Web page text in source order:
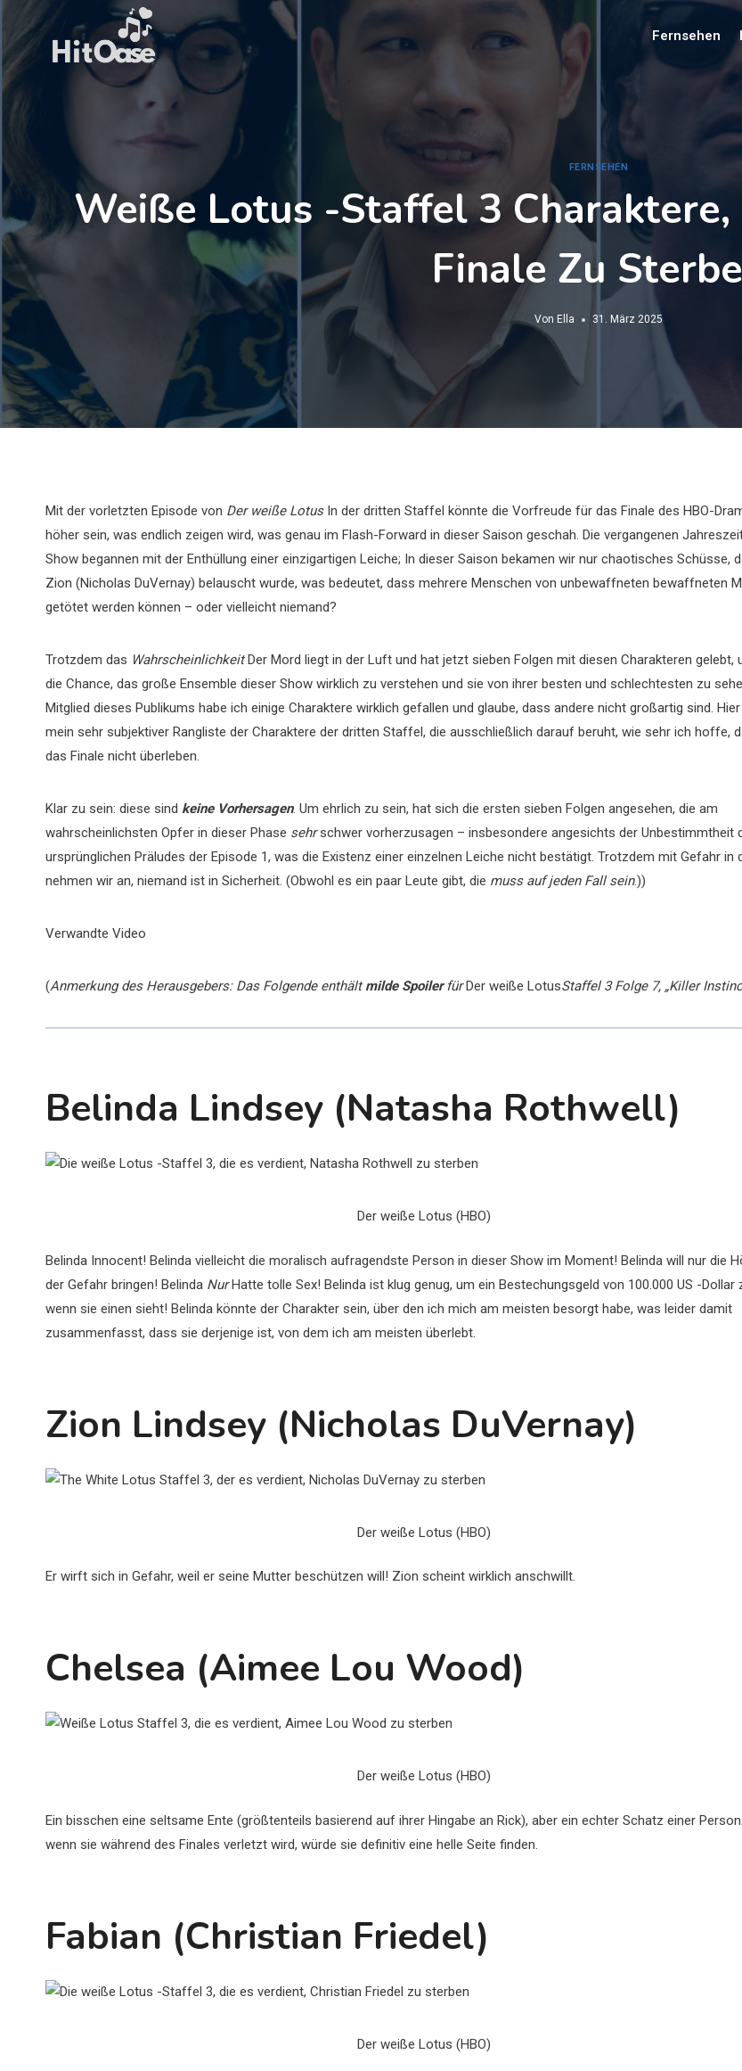
Inhalt
springen
Fernsehen
FERNSEHEN
Weiße Lotus -Staffel 3 Charaktere,
Finale Zu
Von Ella 31. März 2025
Mit der vorletzten Episode von Der weiße LotusIn der dritten Staffel könnte die Vorfreude für das Finale des HBO-
höher sein, was endlich zeigen wird, was genau im Flash-Forward in dieser Saison geschah. Die vergangenen
Show begannen mit der Enthüllung einer einzigartigen Leiche; In dieser Saison bekamen wir nur chaotisches Schüsse,
Zion (Nicholas DuVernay) belauscht wurde, was bedeutet, dass mehrere Menschen von unbewaffneten bewaffneten
getötet werden können – oder vielleicht niemand?
Trotzdem das WahrscheinlichkeitDer Mord liegt in der Luft und hat jetzt sieben Folgen mit diesen Charakteren gelebt,
die Chance, das große Ensemble dieser Show wirklich zu verstehen und sie von ihrer besten und schlechtesten zu
Mitglied dieses Publikums habe ich einige Charaktere wirklich gefallen und glaube, dass andere nicht großartig sind.
mein sehr subjektiver Rangliste der Charaktere der dritten Staffel, die ausschließlich darauf beruht, wie sehr ich hoffe,
das Finale nicht überleben.
Klar zu sein: diese sind keine Vorhersagen. Um ehrlich zu sein, hat sich die ersten sieben Folgen angesehen, die am
wahrscheinlichsten Opfer in dieser Phase sehrschwer vorherzusagen – insbesondere angesichts der Unbestimmtheit
ursprünglichen Präludes der Episode 1, was die Existenz einer einzelnen Leiche nicht bestätigt. Trotzdem mit Gefahr in
nehmen wir an, niemand ist in Sicherheit. (Obwohl es ein paar Leute gibt, die muss auf jeden Fall sein.))
Verwandte Video
(Anmerkung des Herausgebers: Das Folgende enthältmilde SpoilerfürDer weiße LotusStaffel 3 Folge 7, „Killer
Belinda Lindsey (Natasha Rothwell)
Der weiße Lotus (HBO)
Belinda Innocent! Belinda vielleicht die moralisch aufragendste Person in dieser Show im Moment! Belinda will nur die
der Gefahr bringen! Belinda NurHatte tolle Sex! Belinda ist klug genug, um ein Bestechungsgeld von 100.000 US -Dollar
wenn sie einen sieht! Belinda könnte der Charakter sein, über den ich mich am meisten besorgt habe, was leider damit
zusammenfasst, dass sie derjenige ist, von dem ich am meisten überlebt.
Zion Lindsey (Nicholas DuVernay)
Der weiße Lotus (HBO)
Er wirft sich in Gefahr, weil er seine Mutter beschützen will! Zion scheint wirklich anschwillt.
Chelsea (Aimee Lou Wood)
Der weiße Lotus (HBO)
Ein bisschen eine seltsame Ente (größtenteils basierend auf ihrer Hingabe an Rick), aber ein echter Schatz einer
wenn sie während des Finales verletzt wird, würde sie definitiv eine helle Seite finden.
Fabian (Christian Friedel)
Der weiße Lotus (HBO)